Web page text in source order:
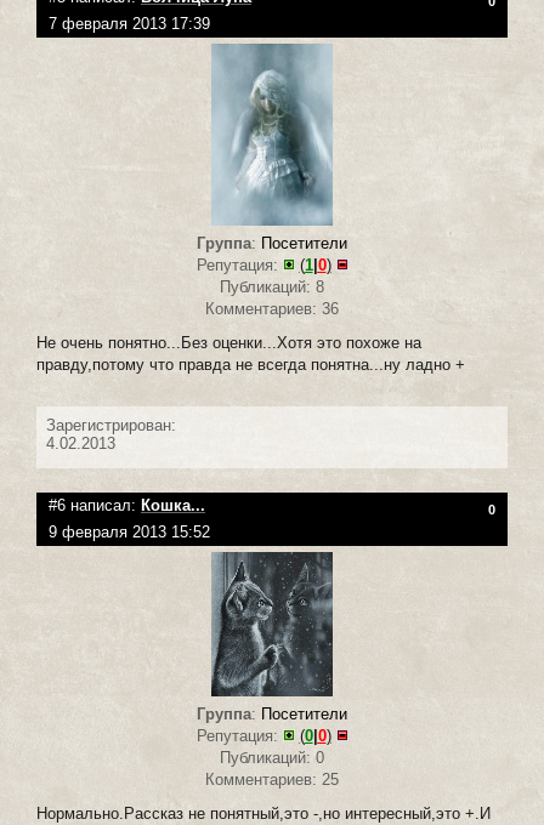
7 февраля 2013 17:39
Группа: Посетители
Репутация:
(1| 0)
Публикаций: 8
Комментариев: 36
Не очень понятно...Без оценки...Хотя это похоже на
правду,потому что правда не всегда понятна...ну ладно +
Зарегистрирован:
4.02.2013
#6 написал: Кошка... 0
9 февраля 2013 15:52
Группа: Посетители
Репутация:
(0| 0)
Публикаций: 0
Комментариев: 25
Нормально.Рассказ не понятный,это -,но интересный,это +.И